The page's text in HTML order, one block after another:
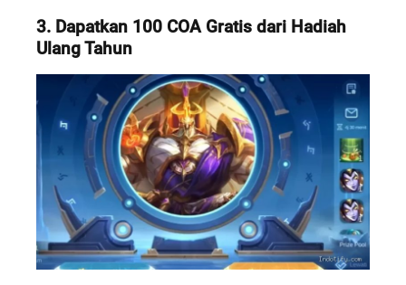
3. Dapatkan 100 COA Gratis dari Hadiah
Ulang Tahun